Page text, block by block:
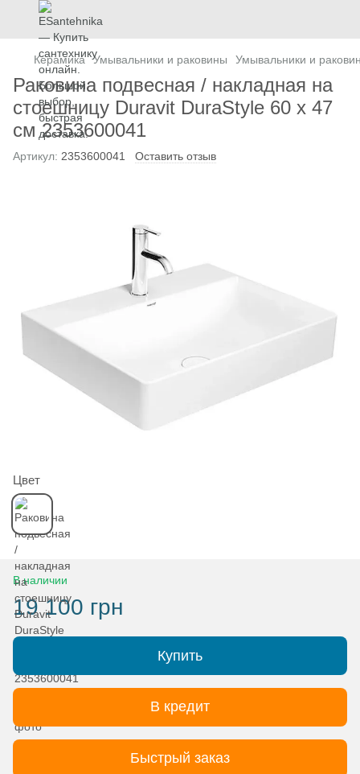
Керамика Умывальники и раковины Умывальники и
Раковина подвесная / накладная на
стоешницу Duravit DuraStyle 60 х 47
см 2353600041
Артикул: 2353600041 Оставить отзыв
Цвет
В наличии
19 100 грн
Купить
В кредит
Быстрый заказ